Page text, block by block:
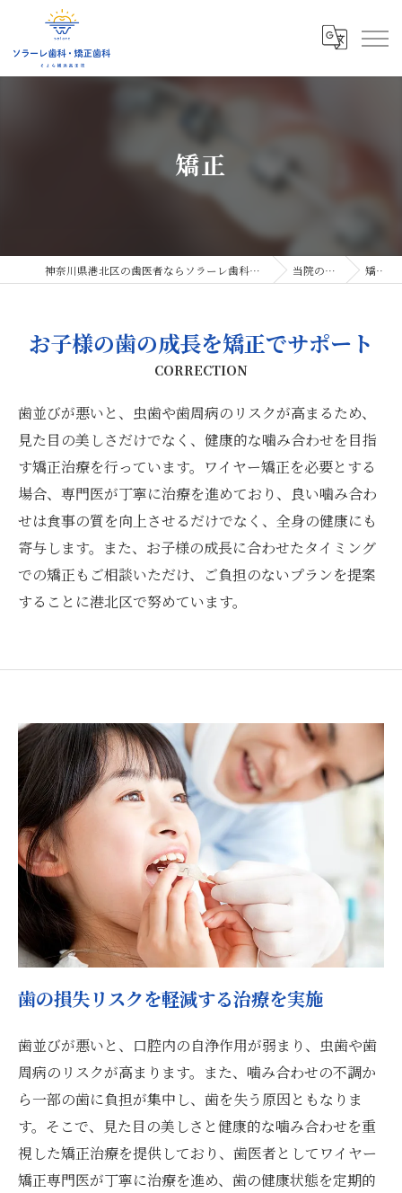
矯正
神奈川県港北区の歯医者ならソラーレ歯科・矯正歯科 当院の特徴 矯正
お子様の歯の成長を矯正でサポート
CORRECTION
歯並びが悪いと、虫歯や歯周病のリスクが高まるため、
見た目の美しさだけでなく、健康的な噛み合わせを目指
す矯正治療を行っています。ワイヤー矯正を必要とする
場合、専門医が丁寧に治療を進めており、良い噛み合わ
せは食事の質を向上させるだけでなく、全身の健康にも
寄与します。また、お子様の成長に合わせたタイミング
での矯正もご相談いただけ、ご負担のないプランを提案
することに港北区で努めています。
歯の損失リスクを軽減する治療を実施
歯並びが悪いと、口腔内の自浄作用が弱まり、虫歯や歯
周病のリスクが高まります。また、噛み合わせの不調か
ら一部の歯に負担が集中し、歯を失う原因ともなりま
す。そこで、見た目の美しさと健康的な噛み合わせを重
視した矯正治療を提供しており、歯医者としてワイヤー
矯正専門医が丁寧に治療を進め、歯の健康状態を定期的